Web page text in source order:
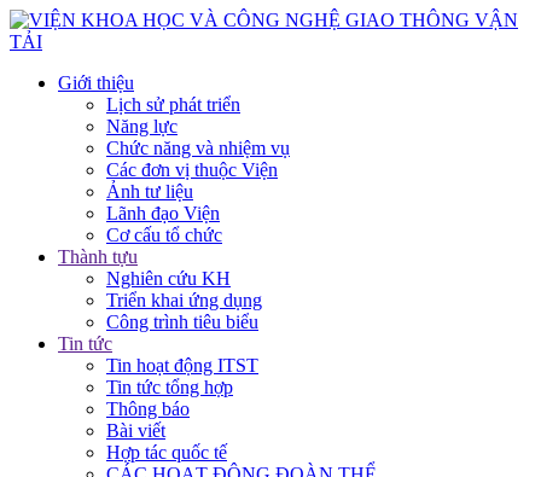
Giới thiệu
Lịch sử phát triển
Năng lực
Chức năng và nhiệm vụ
Các đơn vị thuộc Viện
Ảnh tư liệu
Lãnh đạo Viện
Cơ cấu tổ chức
Thành tựu
Nghiên cứu KH
Triển khai ứng dụng
Công trình tiêu biểu
Tin tức
Tin hoạt động ITST
Tin tức tổng hợp
Thông báo
Bài viết
Hợp tác quốc tế